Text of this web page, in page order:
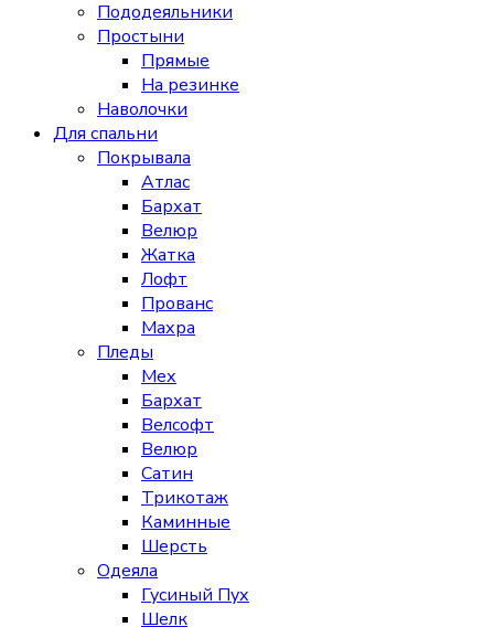
Пододеяльники
Простыни
Прямые
На резинке
Наволочки
Для спальни
Покрывала
Атлас
Бархат
Велюр
Жатка
Лофт
Прованс
Махра
Пледы
Мех
Бархат
Велсофт
Велюр
Сатин
Трикотаж
Каминные
Шерсть
Одеяла
Гусиный Пух
Шелк